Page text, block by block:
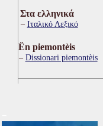
Στα ελληνικά
Ιταλικό Λεξικό
Ën piemontèis
Dissionari piemontèis